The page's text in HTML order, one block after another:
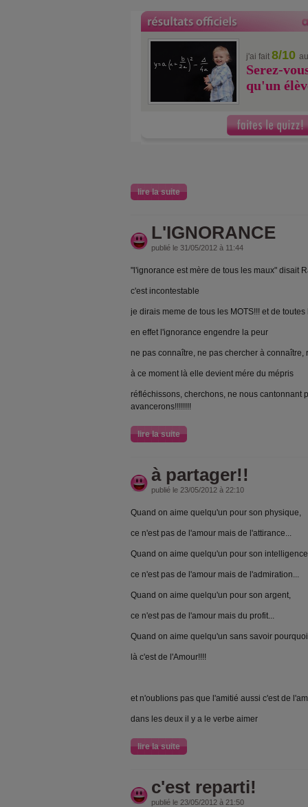
j'ai fait 8/10
Serez-
qu'un
lire la suite
L'IGNORANCE
publié le 31/05/2012 à 11:44
"l'ignorance est mère de tous les maux" disait
c'est incontestable
je dirais meme de tous les MOTS!!! et de toutes
en effet l'ignorance engendre la peur
ne pas connaître, ne pas chercher à
à ce moment là elle devient mére du mépris
réfléchissons, cherchons, ne nous cantonnant
avancerons!!!!!!!!
lire la suite
à partager!!
publié le 23/05/2012 à 22:10
Quand on aime quelqu'un pour son physique,
ce n'est pas de l'amour mais de l'attirance...
Quand on aime quelqu'un pour son
ce n'est pas de l'amour mais de l'admiration...
Quand on aime quelqu'un pour son argent,
ce n'est pas de l'amour mais du profit...
Quand on aime quelqu'un sans savoir
là c'est de l'Amour!!!!
et n'oublions pas que l'amitié aussi c'est de
dans les deux il y a le verbe aimer
lire la suite
c'est reparti!
publié le 23/05/2012 à 21:50